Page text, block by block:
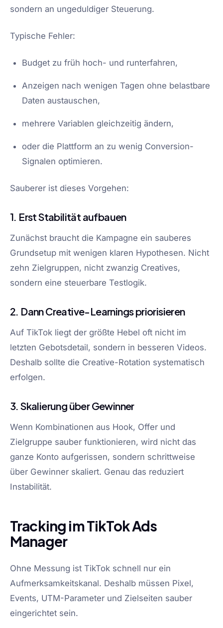
sondern an ungeduldiger Steuerung.
Typische Fehler:
Budget zu früh hoch- und runterfahren,
Anzeigen nach wenigen Tagen ohne belastbare
Daten austauschen,
mehrere Variablen gleichzeitig ändern,
oder die Plattform an zu wenig Conversion-
Signalen optimieren.
Sauberer ist dieses Vorgehen:
1. Erst Stabilität aufbauen
Zunächst braucht die Kampagne ein sauberes
Grundsetup mit wenigen klaren Hypothesen. Nicht
zehn Zielgruppen, nicht zwanzig Creatives,
sondern eine steuerbare Testlogik.
2. Dann Creative-Learnings priorisieren
Auf TikTok liegt der größte Hebel oft nicht im
letzten Gebotsdetail, sondern in besseren Videos.
Deshalb sollte die Creative-Rotation systematisch
erfolgen.
3. Skalierung über Gewinner
Wenn Kombinationen aus Hook, Offer und
Zielgruppe sauber funktionieren, wird nicht das
ganze Konto aufgerissen, sondern schrittweise
über Gewinner skaliert. Genau das reduziert
Instabilität.
Tracking im TikTok Ads
Manager
Ohne Messung ist TikTok schnell nur ein
Aufmerksamkeitskanal. Deshalb müssen Pixel,
Events, UTM-Parameter und Zielseiten sauber
eingerichtet sein.